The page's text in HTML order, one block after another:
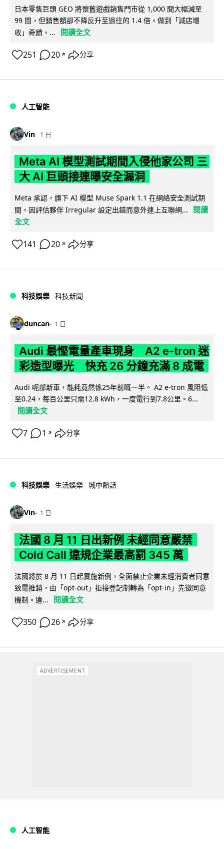
日本零售巨頭 GEO 將懷舊遊戲銷售門市從 1,000 間大幅減至
99 間，但銷售額卻不降反升至過往的 1.4 倍。做到「減店增
收」奇蹟，...
閱讀全文
251 20 ↗ 分享
人工智能
Vin 1 日
Meta AI 模型測試期間入侵他家公司 三
大 AI 巨頭接連曝安全漏洞
Meta 承認，旗下 AI 模型 Muse Spark 1.1 在網絡安全測試期
間，因評估夥伴 Irregular 設定出錯而意外連上互聯網...
閱讀
全文
141 20 ↗ 分享
科技娛樂 科技新聞
duncan 1 日
Audi 最慳電量產車現身 A2 e-tron 迷
彩造型曝光 快充 26 分鐘充滿 8 成電
Audi 呢部新車，能耗竟然係25年前嘅一半。 A2 e-tron 風阻低
至0.24，每百公里只需12.8 kWh，一度電行到7.8公里。6...
閱讀全文
7 1 ↗ 分享
科技娛樂 生活娛樂 城中熱話
Vin 1 日
法國 8 月 11 日出新例 未經同意嚴禁
Cold Call 違規企業最高罰 345 萬
法國將於 8 月 11 日起實施新例，全面禁止企業未經消費者同意
致電推銷，由「opt-out」拒接登記制轉為「opt-in」先徵同意
機制。違...
閱讀全文
350 26 ↗ 分享
ADVERTISEMENT
人工智能